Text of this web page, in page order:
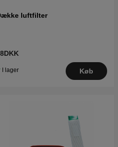
luftfilter
I lager Køb